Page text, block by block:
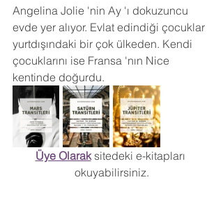
Angelina Jolie 'nin Ay 'ı dokuzuncu
evde yer alıyor. Evlat edindiği çocuklar
yurtdışındaki bir çok ülkeden. Kendi
çocuklarını ise Fransa 'nın Nice
kentinde doğurdu.
Üye Olarak sitedeki e-kitapları
okuyabilirsiniz.